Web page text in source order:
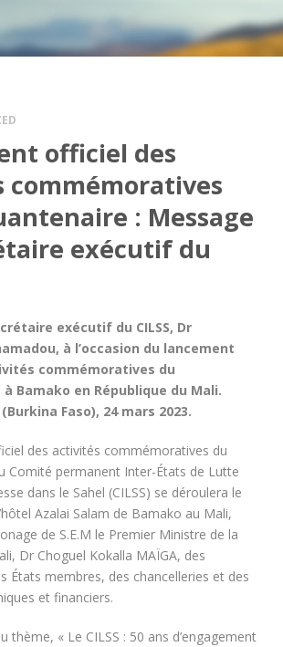
officiel des
commémoratives
: Message
exécutif du
exécutif du CILSS, Dr
à l’occasion du lancement
commémoratives du
Bamako en République du Mali.
Faso), 24 mars 2023.
des activités commémoratives du
Comité permanent Inter-États de Lutte
dans le Sahel (CILSS) se déroulera le
Azalai Salam de Bamako au Mali,
de S.E.M le Premier Ministre de la
Dr Choguel Kokalla MAÏGA, des
États membres, des chancelleries et des
et financiers.
thème, « Le CILSS : 50 ans d’engagement